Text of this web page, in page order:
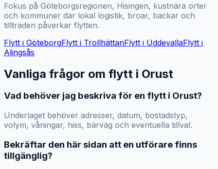
Fokus på Göteborgsregionen, Hisingen, kustnära orter
och kommuner där lokal logistik, broar, backar och
tillträden påverkar flytten.
Flytt i GöteborgFlytt i TrollhättanFlytt i UddevallaFlytt i
Alingsås
Vanliga frågor om flytt i Orust
Vad behöver jag beskriva för en flytt i Orust?
Underlaget behöver adresser, datum, bostadstyp,
volym, våningar, hiss, bärväg och eventuella tillval.
Bekräftar den här sidan att en utförare finns
tillgänglig?